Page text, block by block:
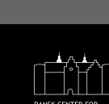
I Peter
Den dygtige